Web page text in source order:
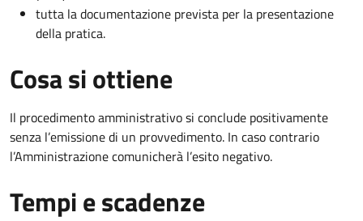
tutta la documentazione prevista per la presentazione
della pratica.
Cosa si ottiene
Il procedimento amministrativo si conclude positivamente
senza l’emissione di un provvedimento. In caso contrario
l’Amministrazione comunicherà l’esito negativo.
Tempi e scadenze